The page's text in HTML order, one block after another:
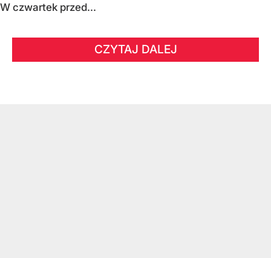
W czwartek przed...
CZYTAJ DALEJ